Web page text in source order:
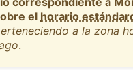
el horario
a la zona
.